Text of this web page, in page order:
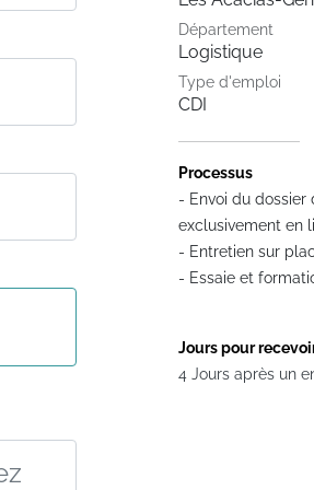
Département
Logistique
Type d'emploi
CDI
Processus
- Envoi du dossier
exclusivement en
- Entretien sur
- Essaie et
Jours pour
4 Jours après un